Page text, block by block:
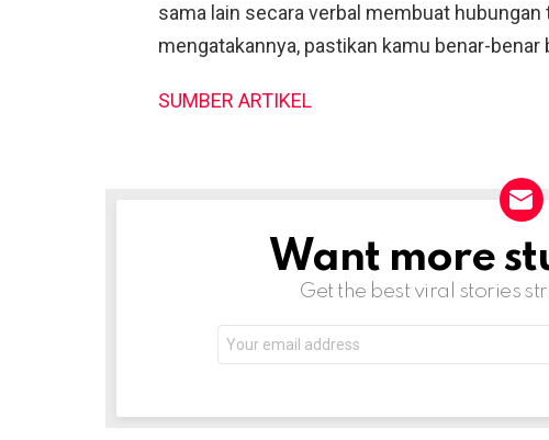
sama lain secara verbal membuat hubungan
mengatakannya, pastikan kamu benar-
SUMBER ARTIKEL
NEWSLETTERWant more
Get the best viral stories
address: